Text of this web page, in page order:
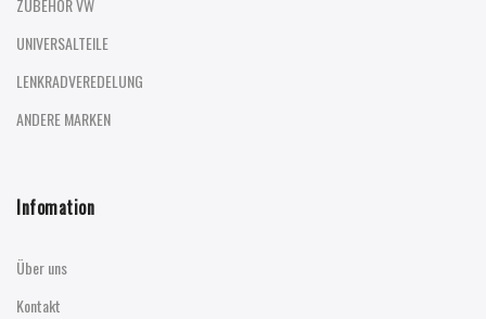
ZUBEHÖR VW
UNIVERSALTEILE
LENKRADVEREDELUNG
ANDERE MARKEN
Infomation
Über uns
Kontakt